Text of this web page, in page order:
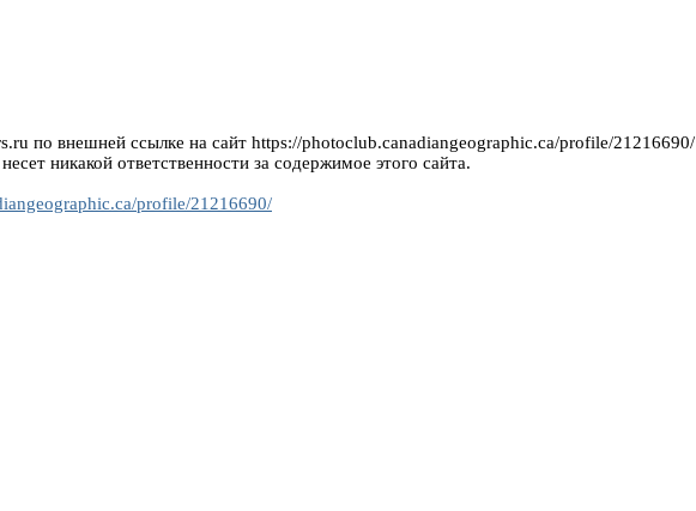
по внешней ссылке на сайт https://photoclub.canadiangeographic.ca/profile/21216690/
никакой ответственности за содержимое этого сайта.
profile/21216690/